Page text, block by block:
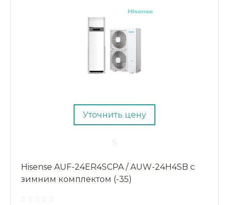
Уточнить цену
Hisense AUF-24ER4SCPA / AUW-24H4SB с
зимним комплектом (-35)